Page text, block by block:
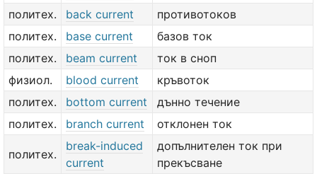
политех.
back current
противотоков
политех.
base current
базов ток
политех.
beam current
ток в сноп
физиол.
blood current
кръвоток
политех.
bottom current
дънно течение
политех.
branch current отклонен ток
политех.
break-induced
current
допълнителен ток при
прекъсване